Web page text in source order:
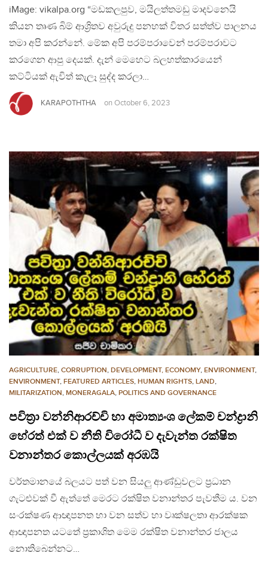
iMage: vikalpa.org “මඩකලපුව, මයිලත්තමඩු මාදවනෙයි
කියන තෘණ බිම් ආශ්‍රිතව අවුරුදු පනහක් විතර සත්ත්ව පාලනය
තමා අපි කරන්නේ. මේක අපි පරම්පරාවෙන් පරම්පරාවට
කරගෙන ආපු දෙයක්. දැන් මෙහෙට බලහත්කාරයෙන්
කට්ටියක් ඇවිත් කැලෑ සුද්ද කරලා…
KARAPOTHTHA on October 6, 2023
AGRICULTURE, CORRUPTION, DEVELOPMENT, ECONOMY, ENVIRONMENT,
ENVIRONMENT, FEATURED ARTICLES, HUMAN RIGHTS, LAND,
MILITARIZATION, MONERAGALA, POLITICS AND GOVERNANCE
පවිත්‍රා වන්නිආරච්චි හා අමාත්‍යංශ ලේකම් චන්ද්‍රානි
හේරත් එක් ව නීති විරෝධී ව දැවැන්ත රක්ෂිත
වනාන්තර කොල්ලයක් අරඹයි
වර්තමානයේ බලයට පත් වන සියලු ආණ්ඩුවලට ප්‍රධාන
ගැටළුවක් වී ඇත්තේ මෙරට රක්ෂිත වනාන්තර පැවතීම ය. වන
සංරක්ෂණ ආඥාපනත හා වන සත්ව හා වෘක්ෂලතා ආරක්ෂක
ආඥාපනත යටතේ ප්‍රකාශිත මෙම රක්ෂිත වනාන්තර ජාලය
නොතිබෙන්නට…